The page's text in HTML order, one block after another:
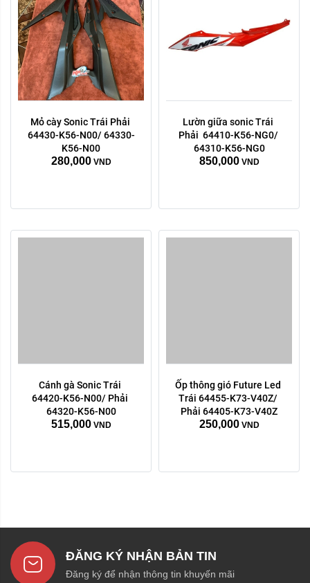
Mỏ cày Sonic Trái Phải
64430-K56-N00/ 64330-
K56-N00
280,000 VND
Lườn giữa sonic Trái
Phải  64410-K56-NG0/
64310-K56-NG0
850,000 VND
Trái phải:
phải
trái
Cánh gà Sonic Trái
64420-K56-N00/ Phải
64320-K56-N00
515,000 VND
Trái phải:
phải
trái
Ốp thông gió Future Led
Trái 64455-K73-V40Z/
Phải 64405-K73-V40Z
250,000 VND
ĐĂNG KÝ NHẬN BẢN TIN
Đăng ký để nhận thông tin khuyến mãi